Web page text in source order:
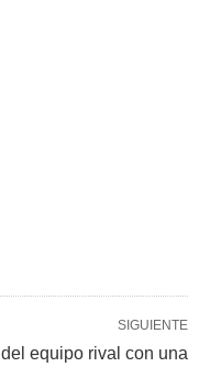
SIGUIENTE
equipo rival con una